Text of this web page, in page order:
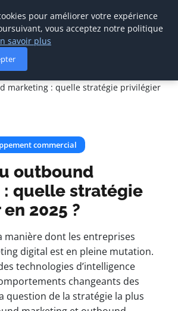
De
développement commercial
marketing : quelle stratégie privilégier
commercial
outbound
quelle stratégie
2025 ?
manière dont les entreprises
digital est en pleine mutation.
technologies d’intelligence
changeants des
question de la stratégie la plus
pour améliorer votre expérience
vous acceptez notre politique
savoir plus